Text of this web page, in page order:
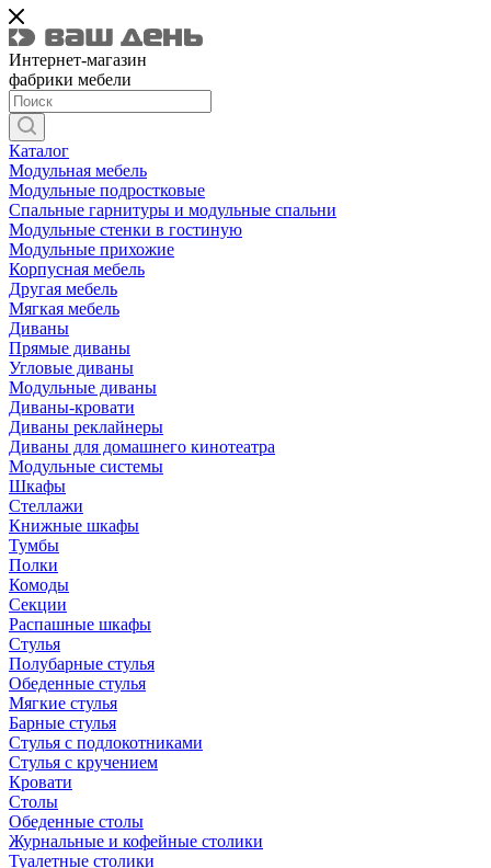
Интернет-магазин
фабрики мебели
Каталог
Модульная мебель
Модульные подростковые
Спальные гарнитуры и модульные спальни
Модульные стенки в гостиную
Модульные прихожие
Корпусная мебель
Другая мебель
Мягкая мебель
Диваны
Прямые диваны
Угловые диваны
Модульные диваны
Диваны-кровати
Диваны реклайнеры
Диваны для домашнего кинотеатра
Модульные системы
Шкафы
Стеллажи
Книжные шкафы
Тумбы
Полки
Комоды
Секции
Распашные шкафы
Стулья
Полубарные стулья
Обеденные стулья
Мягкие стулья
Барные стулья
Стулья с подлокотниками
Стулья с кручением
Кровати
Столы
Обеденные столы
Журнальные и кофейные столики
Туалетные столики